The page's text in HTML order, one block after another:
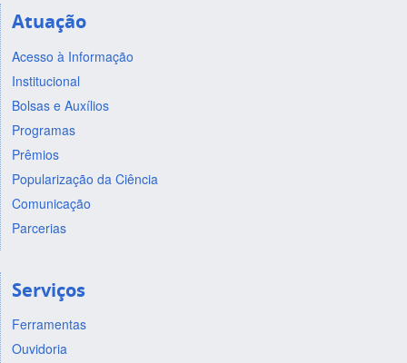
Atuação
Acesso à Informação
Institucional
Bolsas e Auxílios
Programas
Prêmios
Popularização da Ciência
Comunicação
Parcerias
Serviços
Ferramentas
Ouvidoria